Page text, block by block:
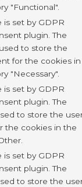
"Functional".
is set by GDPR
plugin. The
to store the
for the cookies in
"Necessary".
is set by GDPR
plugin. The
to store the
the cookies in the
is set by GDPR
plugin. The
to store the